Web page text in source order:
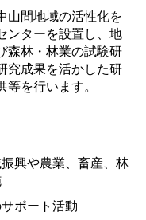
山間地域の活性化を
ンターを設置し、地
森林・林業の試験研
究成果を活かした研
を行います。
興や農業、畜産、林
ポート活動